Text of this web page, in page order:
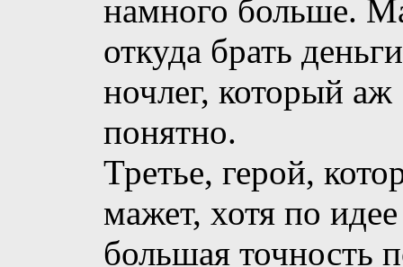
намного больше.
откуда брать
ночлег, который
понятно.
Третье, герой,
мажет, хотя по
большая точность